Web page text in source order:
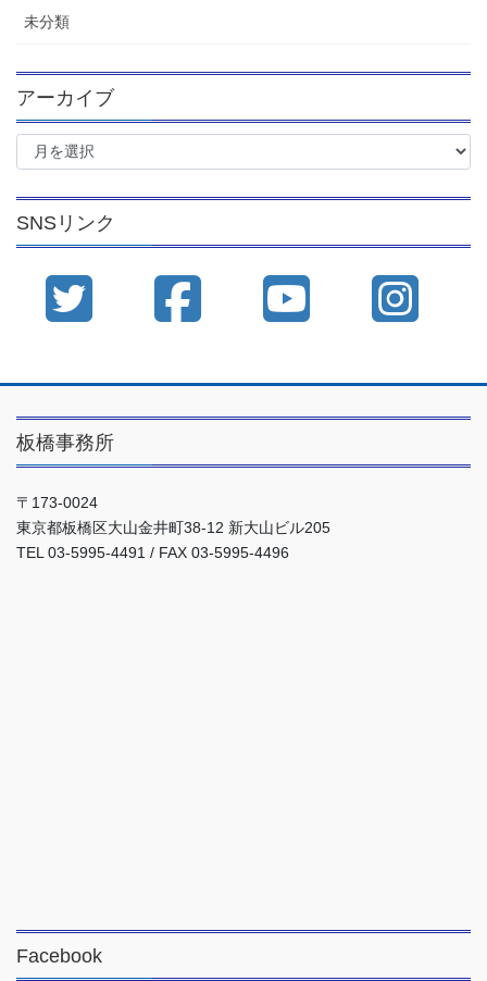
未分類
アーカイブ
ア
イ
ブ
SNSリンク
板橋事務所
〒173-0024
東京都板橋区大山金井町38-12 新大山ビル205
TEL 03-5995-4491 / FAX 03-5995-4496
Facebook